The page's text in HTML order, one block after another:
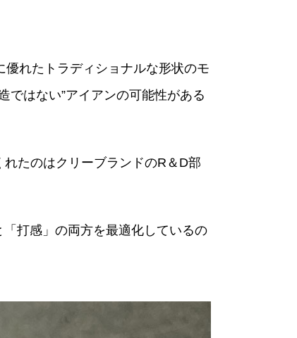
れたトラディショナルな形状のモ
ではない”アイアンの可能性がある
たのはクリーブランドのR＆D部
打感」の両方を最適化しているの